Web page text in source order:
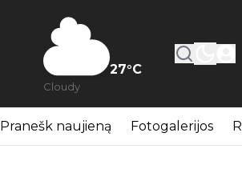
27°C
Cloudy
Pranešk naujieną Fotogalerijos